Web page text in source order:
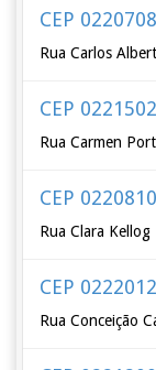
CEP
Rua Carlos
CEP
Rua Carmen
CEP
Rua Clara Kellog
CEP
Rua Conceição